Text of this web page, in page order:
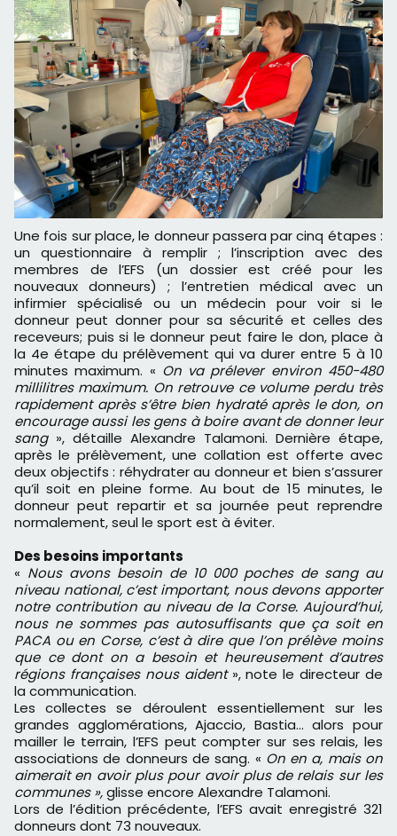
Une fois sur place, le donneur passera par cinq étapes :
un questionnaire à remplir ; l’inscription avec des
membres de l’EFS (un dossier est créé pour les
nouveaux donneurs) ; l’entretien médical avec un
infirmier spécialisé ou un médecin pour voir si le
donneur peut donner pour sa sécurité et celles des
receveurs; puis si le donneur peut faire le don, place à
la 4e étape du prélèvement qui va durer entre 5 à 10
minutes maximum. « On va prélever environ 450-480
millilitres maximum. On retrouve ce volume perdu très
rapidement après s’être bien hydraté après le don, on
encourage aussi les gens àboire avant de donner leur
sang », détaille Alexandre Talamoni. Dernière étape,
après le prélèvement, une collation est offerte avec
deux objectifs : réhydrater au donneur et bien s’assurer
qu’il soit en pleine forme. Au bout de 15 minutes, le
donneur peut repartir et sa journée peut reprendre
normalement, seul le sport est à éviter.
Des besoins importants
« Nous avons besoin de 10 000 poches de sang au
niveau national, c’est important, nous devons apporter
notre contribution au niveau de la Corse. Aujourd’hui,
nous ne sommes pas autosuffisants que ça soit en
PACA ou en Corse, c’est à dire que l’on prélève moins
que ce dont on a besoin et heureusement d’autres
régions françaises nous aident », note le directeur de
la communication.
Les collectes se déroulent essentiellement sur les
grandes agglomérations, Ajaccio, Bastia… alors pour
mailler le terrain, l’EFS peut compter sur ses relais, les
associations de donneurs de sang. « On en a, mais on
aimerait en avoir plus pour avoir plus de relais sur les
communes »,glisse encore Alexandre Talamoni.
Lors de l’édition précédente, l’EFS avait enregistré 321
donneurs dont 73 nouveaux.